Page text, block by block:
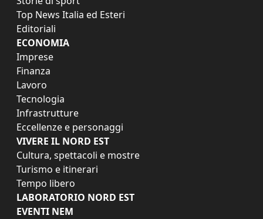
Top News Italia ed Esteri
Editoriali
ECONOMIA
Imprese
Finanza
Lavoro
Tecnologia
Infrastrutture
Eccellenze e personaggi
VIVERE IL NORD EST
Cultura, spettacoli e mostre
Turismo e itinerari
Tempo libero
LABORATORIO NORD EST
EVENTI NEM